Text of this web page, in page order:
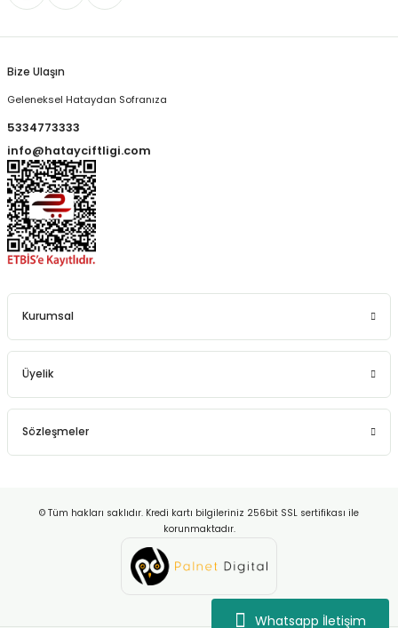
Whatsapp İletişim
Bize Ulaşın
Geleneksel Hataydan Sofranıza
5334773333
info@hatayciftligi.com
Kurumsal
Üyelik
Sözleşmeler
© Tüm hakları saklıdır. Kredi kartı bilgileriniz 256bit SSL sertifikası ile
korunmaktadır.